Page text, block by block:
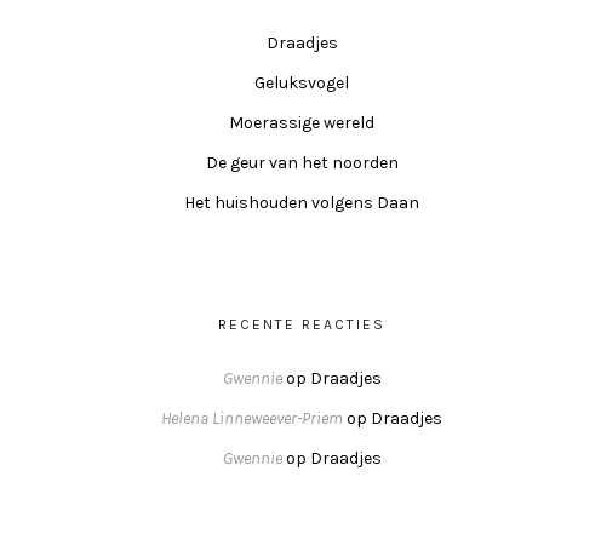
Draadjes
Geluksvogel
Moerassige wereld
De geur van het noorden
Het huishouden volgens Daan
RECENTE REACTIES
Gwennieop Draadjes
Helena Linneweever-Priem op Draadjes
Gwennieop Draadjes